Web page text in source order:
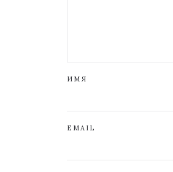
ИМЯ
EMAIL